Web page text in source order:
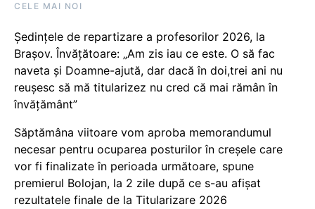
CELE MAI NOI
Ședințele de repartizare a profesorilor 2026, la
Brașov. Învățătoare: „Am zis iau ce este. O să fac
naveta și Doamne-ajută, dar dacă în doi,trei ani nu
reușesc să mă titularizez nu cred că mai rămân în
învățământ”
Săptămâna viitoare vom aproba memorandumul
necesar pentru ocuparea posturilor în creșele care
vor fi finalizate în perioada următoare, spune
premierul Bolojan, la 2 zile după ce s-au afișat
rezultatele finale de la Titularizare 2026